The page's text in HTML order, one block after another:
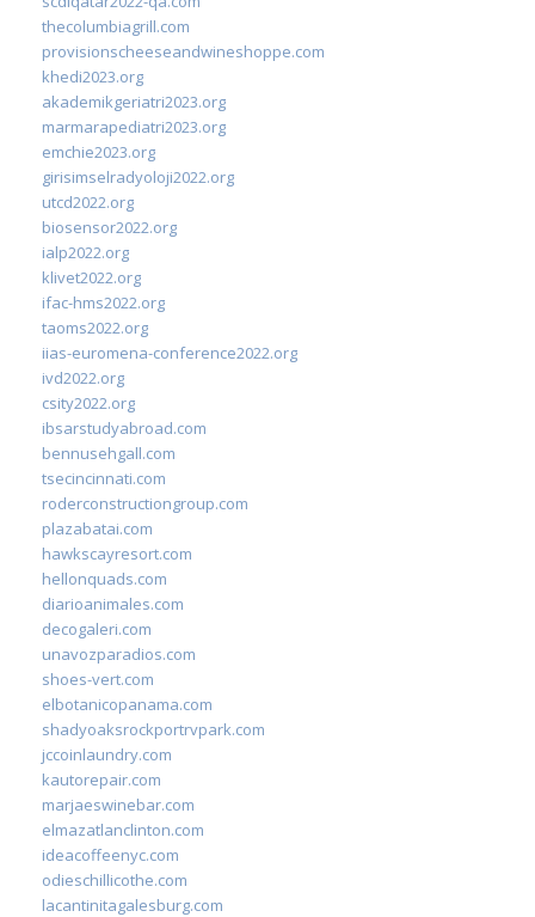
thecolumbiagrill.com
provisionscheeseandwineshoppe.com
khedi2023.org
akademikgeriatri2023.org
marmarapediatri2023.org
emchie2023.org
girisimselradyoloji2022.org
utcd2022.org
biosensor2022.org
ialp2022.org
klivet2022.org
ifac-hms2022.org
taoms2022.org
iias-euromena-conference2022.org
ivd2022.org
csity2022.org
ibsarstudyabroad.com
bennusehgall.com
tsecincinnati.com
roderconstructiongroup.com
plazabatai.com
hawkscayresort.com
hellonquads.com
diarioanimales.com
decogaleri.com
unavozparadios.com
shoes-vert.com
elbotanicopanama.com
shadyoaksrockportrvpark.com
jccoinlaundry.com
kautorepair.com
marjaeswinebar.com
elmazatlanclinton.com
ideacoffeenyc.com
odieschillicothe.com
lacantinitagalesburg.com